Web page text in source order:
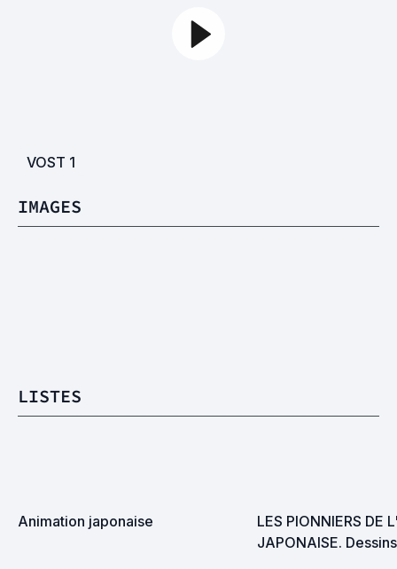
VOST 1
IMAGES
LISTES
Animation japonaise
LES PIONNIERS DE
JAPONAISE.